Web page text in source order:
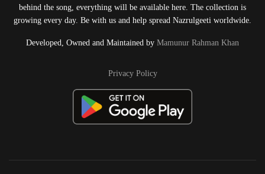
behind the song, everything will be available here. The collection is
growing every day. Be with us and help spread Nazrulgeeti worldwide.
Developed, Owned and Maintained by Mamunur Rahman Khan
Privacy Policy